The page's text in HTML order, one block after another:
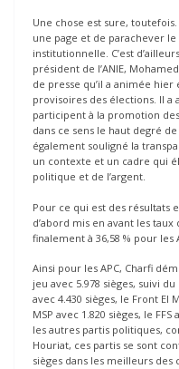
Une chose est sure,
une page et de parachever
institutionnelle. C’est
président de l’ANIE,
de presse qu’il a animée hier
provisoires des élections. Il a
participent à la promotion
dans ce sens le haut degré
également souligné la
un contexte et un cadre qui
politique et de l’argent.
Pour ce qui est des résultats
d’abord mis en avant les
finalement à 36,58 % pour les
Ainsi pour les APC, Charfi
jeu avec 5.978 sièges, suivi
avec 4.430 sièges, le Front El
MSP avec 1.820 sièges, le
les autres partis politiques,
Houriat, ces partis se sont
sièges dans les meilleurs des